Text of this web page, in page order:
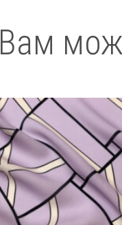
Вам